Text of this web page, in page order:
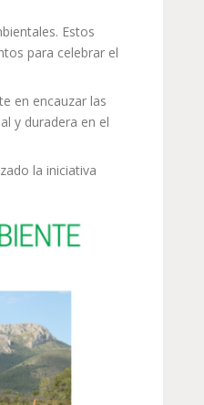
Estos
para celebrar el
en encauzar las
y duradera en el
la iniciativa